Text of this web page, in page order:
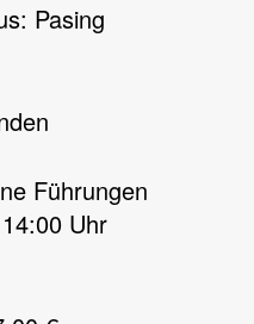
Pasing
Führungen
Uhr